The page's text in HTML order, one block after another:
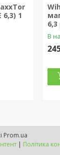
1
В
Prom.ua
| Політика